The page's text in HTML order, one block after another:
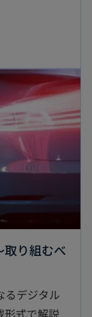
取り組むべ
るデジタル
形式で解説
新しいタブで開く